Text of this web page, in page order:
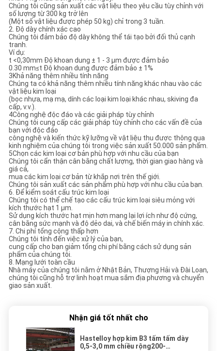
Chúng tôi cũng sản xuất các vật liệu theo yêu cầu tùy chỉnh với
số lượng từ 300 kg trở lên
(Một số vật liệu được phép 50 kg) chỉ trong 3 tuần.
2. Độ dày chính xác cao
Chúng tôi đảm bảo độ dày không thể tái tạo bởi đối thủ cạnh
tranh.
Ví dụ:
t <0,30mm Độ khoan dung ± 1 - 3 μm được đảm bảo
0.30 mm≤t Độ khoan dung được đảm bảo ± 1%
3Khả năng thêm nhiều tính năng
Chúng ta có khả năng thêm nhiều tính năng khác nhau vào các
vật liệu kim loại
(bọc nhựa, mạ mạ, dính các loại kim loại khác nhau, skiving đa
cấp, v.v.).
4Công nghệ độc đáo và các giải pháp tùy chỉnh
Chúng tôi cung cấp các giải pháp tùy chỉnh cho các vấn đề của
bạn với độc đáo
công nghệ và kiến thức kỹ lưỡng về vật liệu thu được thông qua
kinh nghiệm của chúng tôi trong việc sản xuất 50.000 sản phẩm.
5Chọn các kim loại cơ bản phù hợp với nhu cầu của bạn
Chúng tôi cẩn thận cân bằng chất lượng, thời gian giao hàng và
giá cả,
mua các kim loại cơ bản từ khắp nơi trên thế giới.
Chúng tôi sản xuất các sản phẩm phù hợp với nhu cầu của bạn.
6. Để kiểm soát cấu trúc kim loại
Chúng tôi có thể chế tạo các cấu trúc kim loại siêu mỏng với
kích thước hạt 1 μm.
Sử dụng kích thước hạt mịn hơn mang lại lợi ích như độ cứng,
cân bằng sức mạnh và độ dẻo dai, và chế biến máy in chính xác.
7. Chi phí tổng cộng thấp hơn
Chúng tôi tính đến việc xử lý của bạn,
cung cấp cho bạn giảm tổng chi phí bằng cách sử dụng sản
phẩm của chúng tôi.
8. Mạng lưới toàn cầu
Nhà máy của chúng tôi nằm ở Nhật Bản, Thượng Hải và Đài Loan,
chúng tôi cũng hỗ trợ linh hoạt mua sắm địa phương và chuyển
giao sản xuất.
Nhận giá tốt nhất cho
Hastelloy hợp kim B3 tấm tấm dày
0,5-3,0 mm chiều rộng200-